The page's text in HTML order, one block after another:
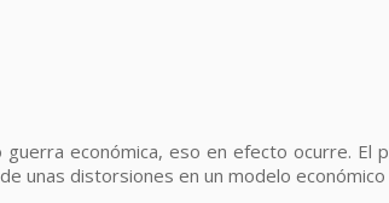
guerra económica, eso en efecto ocurre.
unas distorsiones en un modelo